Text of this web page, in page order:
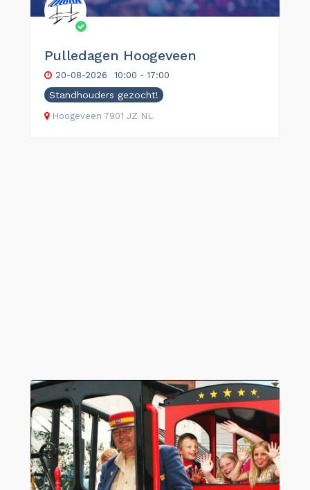
Pulledagen Hoogeveen
20-08-2026 10:00 - 17:00
Standhouders gezocht!
Hoogeveen 7901 JZ NL